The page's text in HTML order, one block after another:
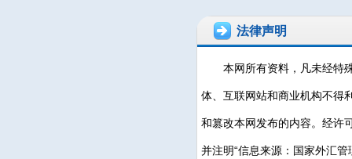
法律声明
本网所有资料，凡未经特
体、互联网站和商业机构不得
和篡改本网发布的内容。经许
并注明“信息来源：国家外汇